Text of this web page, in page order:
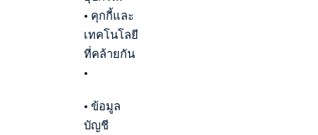
• คุกกี้และ
เทคโนโลยี
ที่คล้ายกัน
•
• ข้อมูล
บัญชี